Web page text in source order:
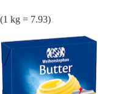
(1 kg = 7.93)